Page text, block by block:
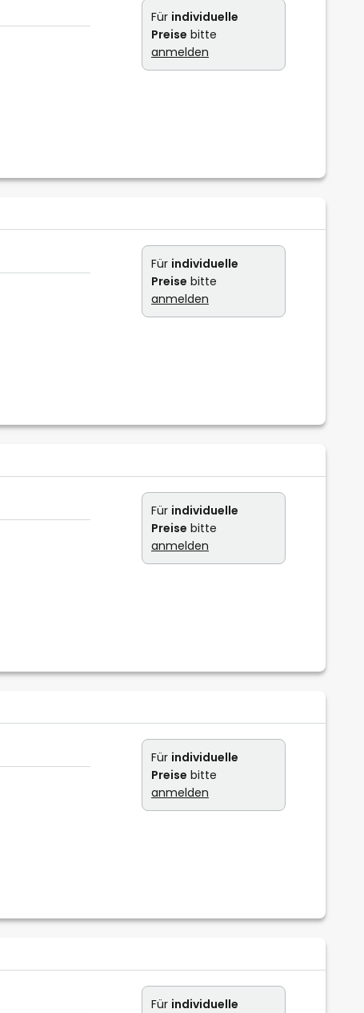
Für individuelle
Preise bitte
anmelden
Für individuelle
Preise bitte
anmelden
Für individuelle
Preise bitte
anmelden
Für individuelle
Preise bitte
anmelden
Für individuelle